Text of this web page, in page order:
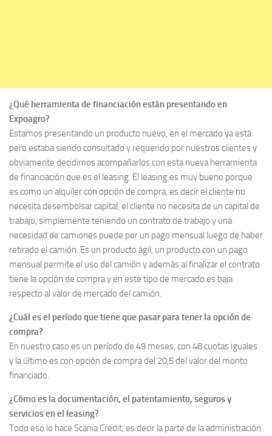
¿Qué herramienta de financiación están presentando en
Expoagro?
Estamos presentando un producto nuevo, en el mercado ya está
pero estaba siendo consultado y requerido por nuestros clientes y
obviamente decidimos acompañarlos con esta nueva herramienta
de financiación que es el leasing. El leasing es muy bueno porque
es como un alquiler con opción de compra, es decir el cliente no
necesita desembolsar capital, el cliente no necesita de un capital de
trabajo, simplemente teniendo un contrato de trabajo y una
necesidad de camiones puede por un pago mensual luego de haber
retirado el camión. Es un producto ágil, un producto con un pago
mensual permite el uso del camión y además al finalizar el contrato
tiene la opción de compra y en este tipo de mercado es baja
respecto al valor de mercado del camión.
¿Cuál es el período que tiene que pasar para tener la opción de
compra?
En nuestro caso es un período de 49 meses, con 48 cuotas iguales
y la último es con opción de compra del 20,5 del valor del monto
financiado.
¿Cómo es la documentación, el patentamiento, seguros y
servicios en el leasing?
Todo eso lo hace Scania Credit, es decir la parte de la administración